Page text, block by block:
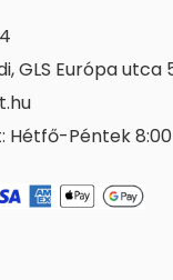
GLS Európa utca
Hétfő-Péntek 8:00